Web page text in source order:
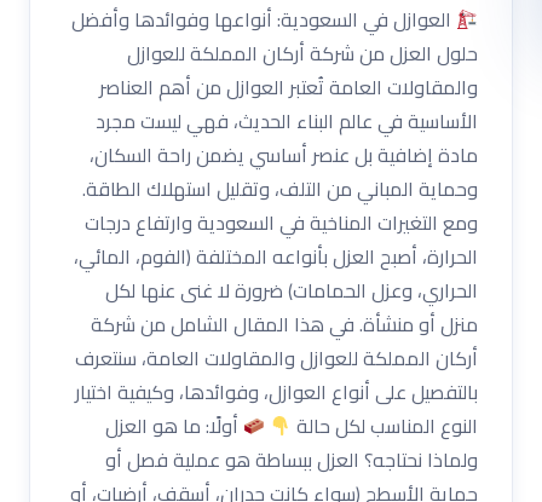
العوازل في السعودية: أنواعها وفوائدها وأفضل
حلول العزل من شركة أركان المملكة للعوازل
والمقاولات العامة تُعتبر العوازل من أهم العناصر
الأساسية في عالم البناء الحديث، فهي ليست مجرد
مادة إضافية بل عنصر أساسي يضمن راحة السكان،
وحماية المباني من التلف، وتقليل استهلاك الطاقة.
ومع التغيرات المناخية في السعودية وارتفاع درجات
الحرارة، أصبح العزل بأنواعه المختلفة (الفوم، المائي،
الحراري، وعزل الحمامات) ضرورة لا غنى عنها لكل
منزل أو منشأة. في هذا المقال الشامل من شركة
أركان المملكة للعوازل والمقاولات العامة، سنتعرف
بالتفصيل على أنواع العوازل، وفوائدها، وكيفية اختيار
النوع المناسب لكل حالة
أولًا: ما هو العزل
ولماذا نحتاجه؟ العزل ببساطة هو عملية فصل أو
حماية الأسطح (سواء كانت جدران، أسقف، أرضيات، أو